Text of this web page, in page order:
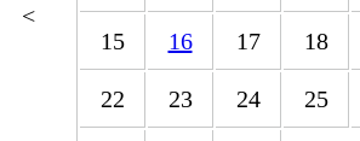
<
15 16 17 18
22 23 24 25